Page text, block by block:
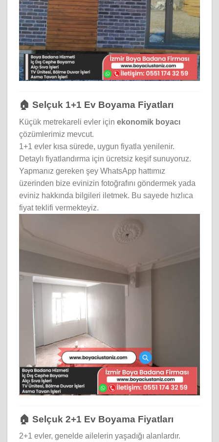
🏠 Selçuk 1+1 Ev Boyama Fiyatları
Küçük metrekareli evler için ekonomik boyacı
çözümlerimiz mevcut.
1+1 evler kısa sürede, uygun fiyatla yenilenir.
Detaylı fiyatlandırma için ücretsiz keşif sunuyoruz.
Yapmanız gereken şey WhatsApp hattımız
üzerinden bize evinizin fotoğrafını göndermek yada
eviniz hakkında bilgileri iletmek. Bu sayede hızlıca
fiyat teklifi vermekteyiz.
🏠 Selçuk 2+1 Ev Boyama Fiyatları
2+1 evler, genelde ailelerin yaşadığı alanlardır.